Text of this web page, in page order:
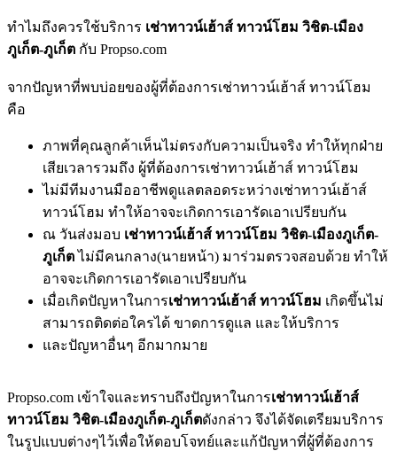
ทำไมถึงควรใช้บริการ เช่าทาวน์เฮ้าส์ ทาวน์โฮม วิชิต-เมือง
ภูเก็ต-ภูเก็ต กับ Propso.com
จากปัญหาที่พบบ่อยของผู้ที่ต้องการเช่าทาวน์เฮ้าส์ ทาวน์โฮม
คือ
ภาพที่คุณลูกค้าเห็นไม่ตรงกับความเป็นจริง ทำให้ทุกฝ่าย
เสียเวลารวมถึง ผู้ที่ต้องการเช่าทาวน์เฮ้าส์ ทาวน์โฮม
ไม่มีทีมงานมืออาชีพดูแลตลอดระหว่างเช่าทาวน์เฮ้าส์
ทาวน์โฮม ทำให้อาจจะเกิดการเอารัดเอาเปรียบกัน
ณ วันส่งมอบ เช่าทาวน์เฮ้าส์ ทาวน์โฮม วิชิต-เมืองภูเก็ต-
ภูเก็ตไม่มีคนกลาง(นายหน้า) มาร่วมตรวจสอบด้วย ทำให้
อาจจะเกิดการเอารัดเอาเปรียบกัน
เมื่อเกิดปัญหาในการเช่าทาวน์เฮ้าส์ ทาวน์โฮม เกิดขึ้นไม่
สามารถติดต่อใครได้ ขาดการดูแล และให้บริการ
และปัญหาอื่นๆ อีกมากมาย
Propso.com เข้าใจและทราบถึงปัญหาในการเช่าทาวน์เฮ้าส์
ทาวน์โฮม วิชิต-เมืองภูเก็ต-ภูเก็ตดังกล่าว จึงได้จัดเตรียมบริการ
ในรูปแบบต่างๆไว้เพื่อให้ตอบโจทย์และแก้ปัญหาที่ผู้ที่ต้องการ